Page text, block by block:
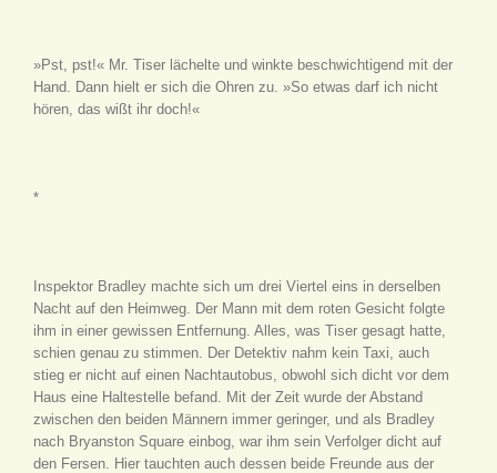
»Pst, pst!« Mr. Tiser lächelte und winkte beschwichtigend mit der
Hand. Dann hielt er sich die Ohren zu. »So etwas darf ich nicht
hören, das wißt ihr doch!«
*
Inspektor Bradley machte sich um drei Viertel eins in derselben
Nacht auf den Heimweg. Der Mann mit dem roten Gesicht folgte
ihm in einer gewissen Entfernung. Alles, was Tiser gesagt hatte,
schien genau zu stimmen. Der Detektiv nahm kein Taxi, auch
stieg er nicht auf einen Nachtautobus, obwohl sich dicht vor dem
Haus eine Haltestelle befand. Mit der Zeit wurde der Abstand
zwischen den beiden Männern immer geringer, und als Bradley
nach Bryanston Square einbog, war ihm sein Verfolger dicht auf
den Fersen. Hier tauchten auch dessen beide Freunde aus der